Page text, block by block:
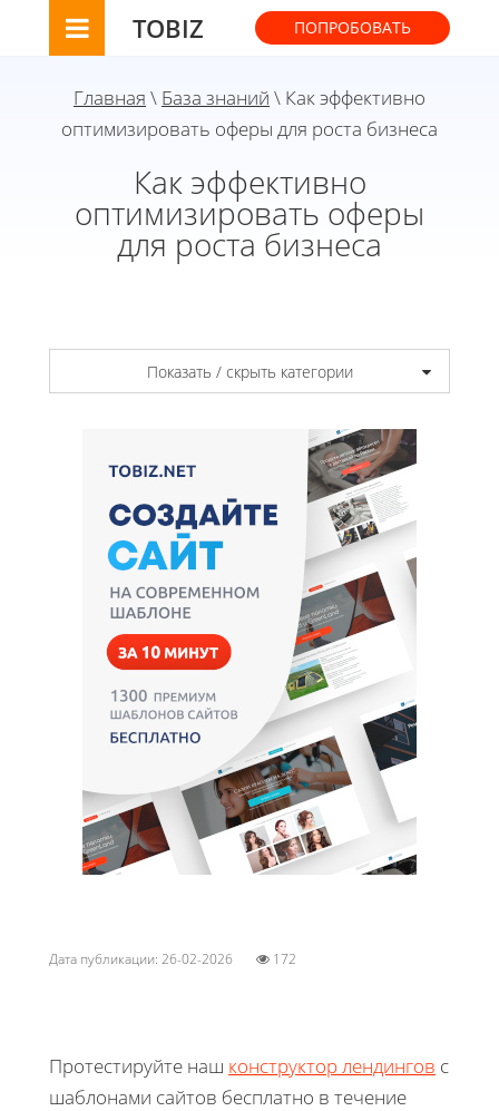
TOBIZ ПОПРОБОВАТЬ
Главная \ База знаний \ Как эффективно
оптимизировать оферы для роста бизнеса
Как эффективно
оптимизировать оферы
для роста бизнеса
Показать / скрыть категории
Дата публикации: 26-02-2026 172
Протестируйте наш конструктор лендингов с
шаблонами сайтов бесплатно в течение